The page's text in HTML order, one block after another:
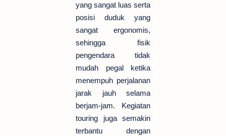
yang sangat luas serta
posisi duduk yang
sangat ergonomis,
sehingga fisik
pengendara tidak
mudah pegal ketika
menempuh perjalanan
jarak jauh selama
berjam-jam. Kegiatan
touring juga semakin
terbantu dengan